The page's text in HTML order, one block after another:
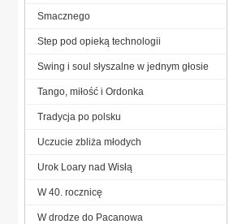
Smacznego
Step pod opieką technologii
Swing i soul słyszalne w jednym głosie
Tango, miłość i Ordonka
Tradycja po polsku
Uczucie zbliża młodych
Urok Loary nad Wisłą
W 40. rocznicę
W drodze do Pacanowa